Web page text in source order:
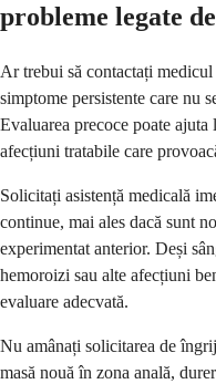
probleme legate
Ar trebui să contactați
simptome persistente care nu
Evaluarea precoce poate
afecțiuni tratabile care
Solicitați asistență medicală
continue, mai ales dacă sunt
experimentat anterior. Deși
hemoroizi sau alte afecțiuni
evaluare adecvată.
Nu amânați solicitarea de
masă nouă în zona anală,